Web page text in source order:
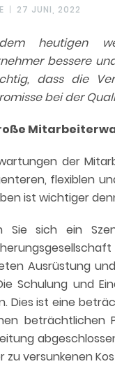
27 JUNI, 2022
heutigen
bessere
dass die
bei der
der
flexiblen
ist wichtiger
Sie sich ein
Ausrüstung
Schulung und
Dies ist eine
beträchtlichen
zu versunkenen